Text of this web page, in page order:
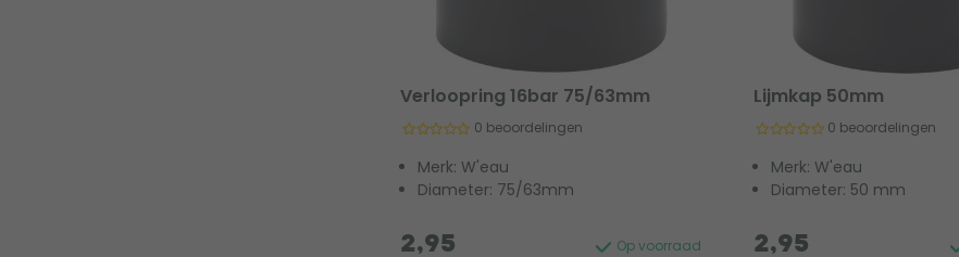
Verloopring 16bar 75/63mm
0 beoordelingen
Merk: W'eau
Diameter: 75/63mm
Op voorraad
2,95
Lijmkap 50mm
0 beoordelingen
Merk: W'eau
Diameter: 50 mm
2,95